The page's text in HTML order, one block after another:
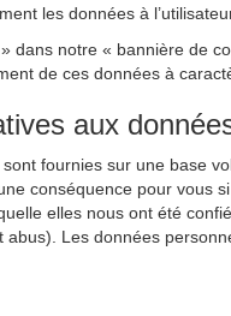
les données à
dans notre « bannière de
de ces données à
aux
fournies sur une base
conséquence pour vous
elles nous ont été
Les données